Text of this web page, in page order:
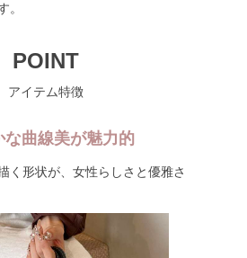
。
POINT
アイテム特徴
な曲線美が魅力的
く形状が、女性らしさと優雅さ